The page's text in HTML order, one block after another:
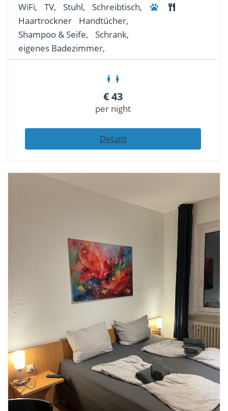
WiFi,
TV, Stuhl,
Schreibtisch,
Haartrockner
Handtücher,
Shampoo & Seife,
Schrank,
eigenes Badezimmer,
€43
per night
Details